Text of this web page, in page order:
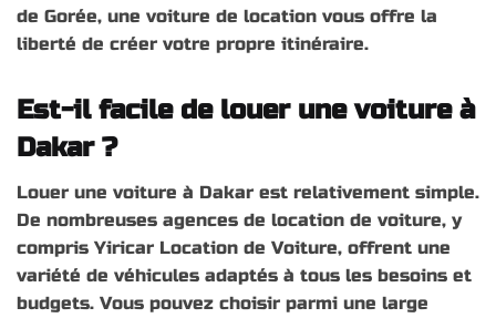
de Gorée, une voiture de location vous offre la
liberté de créer votre propre itinéraire.
Est-il facile de louer une voiture à
Dakar ?
Louer une voiture à Dakar est relativement simple.
De nombreuses agences de location de voiture, y
compris Yiricar Location de Voiture, offrent une
variété de véhicules adaptés à tous les besoins et
budgets. Vous pouvez choisir parmi une large